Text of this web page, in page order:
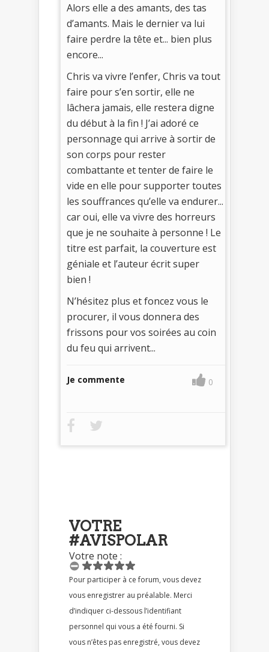
Alors elle a des amants, des tas
d’amants. Mais le dernier va lui
faire perdre la tête et... bien plus
encore...
Chris va vivre l’enfer, Chris va tout
faire pour s’en sortir, elle ne
lâchera jamais, elle restera digne
du début à la fin ! J’ai adoré ce
personnage qui arrive à sortir de
son corps pour rester
combattante et tenter de faire le
vide en elle pour supporter toutes
les souffrances qu’elle va endurer...
car oui, elle va vivre des horreurs
que je ne souhaite à personne ! Le
titre est parfait, la couverture est
géniale et l’auteur écrit super
bien !
N’hésitez plus et foncez vous le
procurer, il vous donnera des
frissons pour vos soirées au coin
du feu qui arrivent...
Je commente 0
VOTRE
#AVISPOLAR
Votre note :
Pour participer à ce forum, vous devez
vous enregistrer au préalable. Merci
d’indiquer ci-dessous l’identifiant
personnel qui vous a été fourni. Si
vous n’êtes pas enregistré, vous devez